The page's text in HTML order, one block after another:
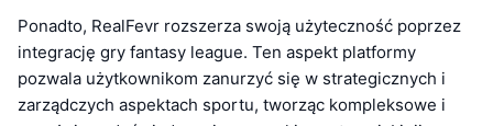
Ponadto, RealFevr rozszerza swoją użyteczność poprzez
integrację gry fantasy league. Ten aspekt platformy
pozwala użytkownikom zanurzyć się w strategicznych i
zarządczych aspektach sportu, tworząc kompleksowe i